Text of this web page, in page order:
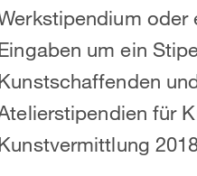
oder
um ein
für